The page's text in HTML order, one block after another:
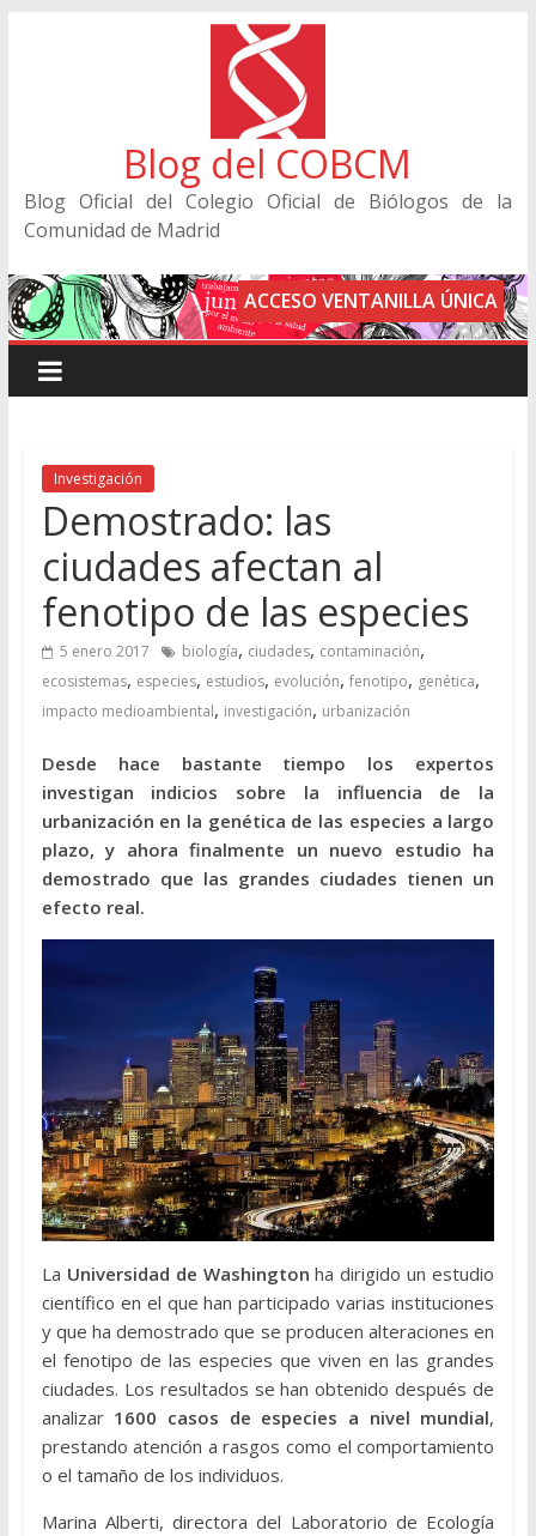
Blog del COBCM
Blog Oficial del Colegio Oficial de Biólogos de la
Comunidad de Madrid
ACCESO VENTANILLA ÚNICA
Investigación
Demostrado: las
ciudades afectan al
fenotipo de las especies
5 enero 2017 biología, ciudades, contaminación,
ecosistemas, especies, estudios, evolución, fenotipo, genética,
impacto medioambiental, investigación, urbanización
Desde hace bastante tiempo los expertos
investigan indicios sobre la influencia de la
urbanización en la genética de las especies a largo
plazo, y ahora finalmente un nuevo estudio ha
demostrado que las grandes ciudades tienen un
efecto real.
La Universidad de Washington ha dirigido un estudio
científico en el que han participado varias instituciones
y que ha demostrado que se producen alteraciones en
el fenotipo de las especies que viven en las grandes
ciudades. Los resultados se han obtenido después de
analizar 1600 casos de especies a nivel mundial,
prestando atención a rasgos como el comportamiento
o el tamaño de los individuos.
Marina Alberti, directora del Laboratorio de Ecología